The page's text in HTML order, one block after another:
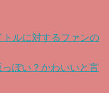
ルに対するファンの
ぽい？かわいいと言